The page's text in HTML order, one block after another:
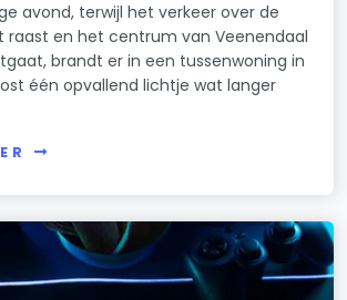
avond, terwijl het verkeer over de
raast en het centrum van Veenendaal
brandt er in een tussenwoning in
één opvallend lichtje wat langer